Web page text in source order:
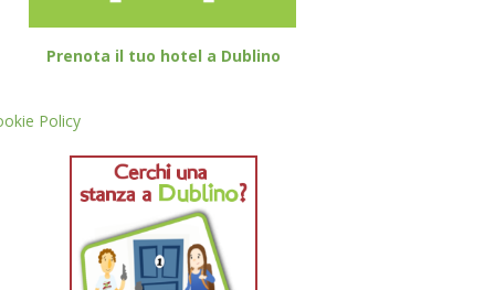
Prenota il tuo hotel a Dublino
Policy